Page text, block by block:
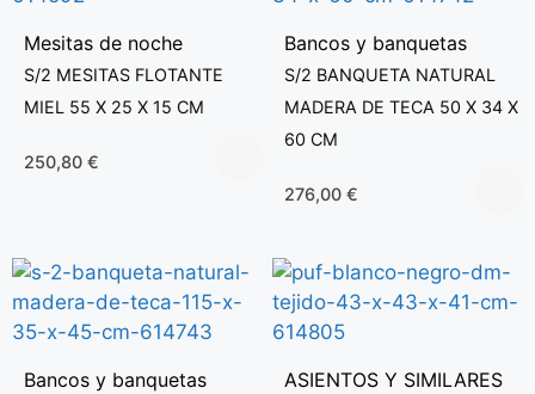
Mesitas de noche
S/2 MESITAS FLOTANTE
MIEL 55 X 25 X 15 CM
250,80 €
Bancos y banquetas
S/2 BANQUETA NATURAL
MADERA DE TECA 50 X 34 X
60 CM
276,00 €
Bancos y banquetas ASIENTOS Y SIMILARES